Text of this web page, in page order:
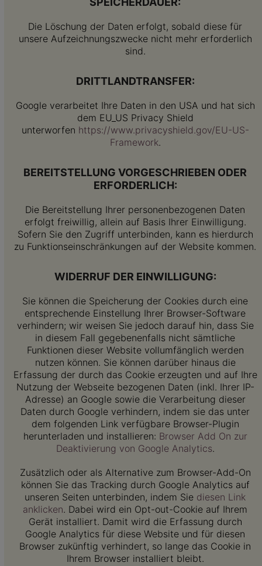
Die Löschung der Daten erfolgt, sobald diese für
unsere Aufzeichnungszwecke nicht mehr erforderlich
sind.
DRITTLANDTRANSFER:
Google verarbeitet Ihre Daten in den USA und hat sich
dem EU_US Privacy Shield
unterworfen https://www.privacyshield.gov/EU-US-
Framework.
BEREITSTELLUNG VORGESCHRIEBEN ODER
ERFORDERLICH:
Die Bereitstellung Ihrer personenbezogenen Daten
erfolgt freiwillig, allein auf Basis Ihrer Einwilligung.
Sofern Sie den Zugriff unterbinden, kann es hierdurch
zu Funktionseinschränkungen auf der Website kommen.
WIDERRUF DER EINWILLIGUNG:
Sie können die Speicherung der Cookies durch eine
entsprechende Einstellung Ihrer Browser-Software
verhindern; wir weisen Sie jedoch darauf hin, dass Sie
in diesem Fall gegebenenfalls nicht sämtliche
Funktionen dieser Website vollumfänglich werden
nutzen können. Sie können darüber hinaus die
Erfassung der durch das Cookie erzeugten und auf Ihre
Nutzung der Webseite bezogenen Daten (inkl. Ihrer IP-
Adresse) an Google sowie die Verarbeitung dieser
Daten durch Google verhindern, indem sie das unter
dem folgenden Link verfügbare Browser-Plugin
herunterladen und installieren: Browser Add On zur
Deaktivierung von Google Analytics.
Zusätzlich oder als Alternative zum Browser-Add-On
können Sie das Tracking durch Google Analytics auf
unseren Seiten unterbinden, indem Sie diesen Link
anklicken. Dabei wird ein Opt-out-Cookie auf Ihrem
Gerät installiert. Damit wird die Erfassung durch
Google Analytics für diese Website und für diesen
Browser zukünftig verhindert, so lange das Cookie in
Ihrem Browser installiert bleibt.